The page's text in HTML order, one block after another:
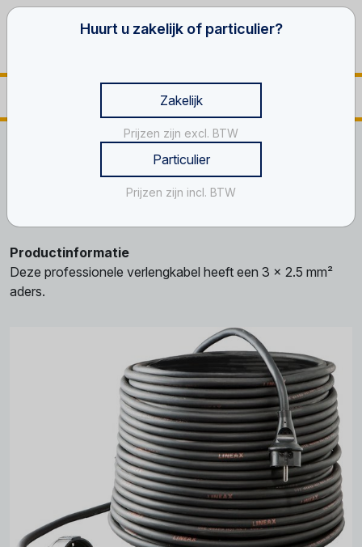
Warmte, stroom en verlichtings- materialen
Verlengkabel, 220 V
Productinformatie
Deze professionele verlengkabel heeft een 3 x 2.5 mm²
aders.
Huurt u zakelijk of particulier?
Zakelijk
Prijzen zijn excl. BTW
Particulier
Prijzen zijn incl. BTW